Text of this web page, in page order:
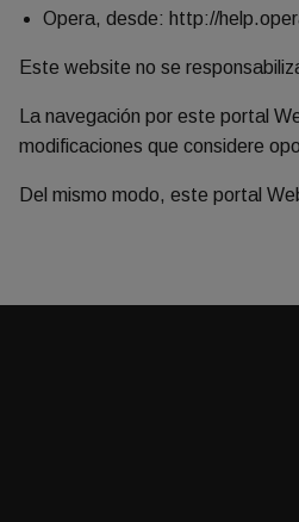
Opera, desde: http://
Este website no se
La navegación por este portal
modificaciones que considere
Del mismo modo, este portal